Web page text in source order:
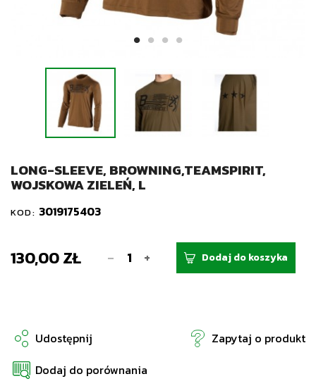
LONG-SLEEVE, BROWNING,TEAMSPIRIT,
WOJSKOWA ZIELEŃ, L
KOD: 3019175403
130,00 ZŁ - + Dodaj do koszyka
Udostępnij
Zapytaj o produkt
Dodaj do porównania